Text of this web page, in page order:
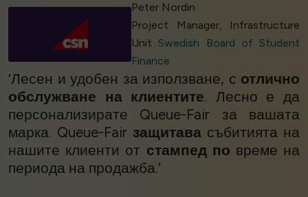
Peter Nordin
Project Manager, Infrastructure
Unit Swedish Board of Student
Finance
‘Лесен и удобен за използване, с отлично
обслужване на клиентите. Лесно е да
персонализирате Queue-Fair за вашата
марка. Queue-Fair защитава събитията на
нашите клиенти от стампед по време на
периода на продажба.’